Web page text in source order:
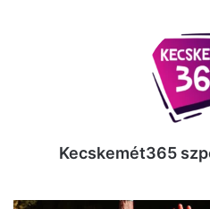
Kecskemét365